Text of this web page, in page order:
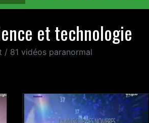
et technologie
/ 81 vidéos paranormal